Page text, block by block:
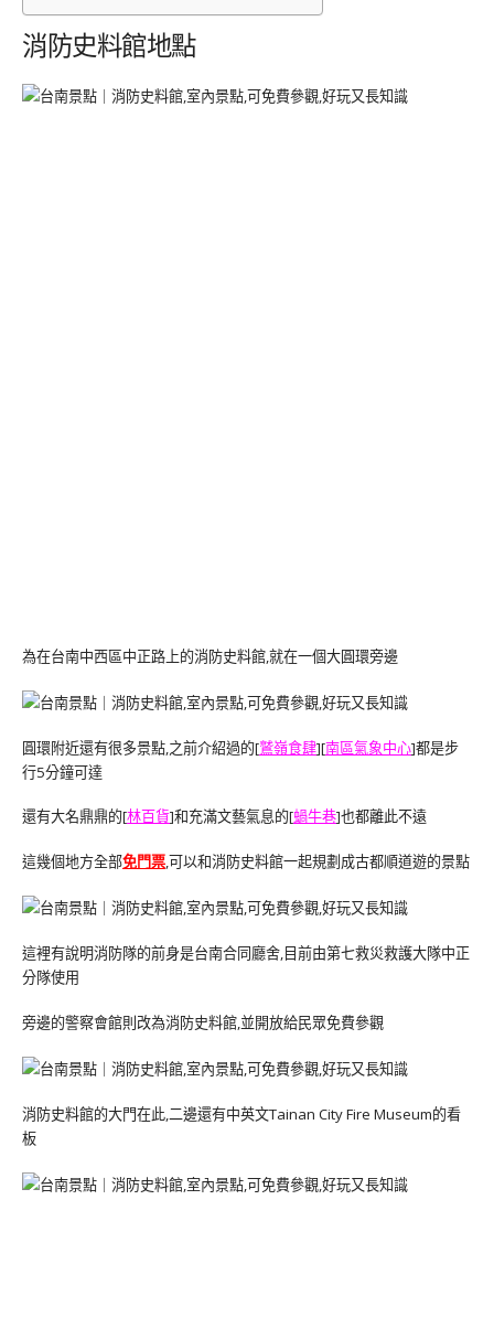
消防史料館地點
為在台南中西區中正路上的消防史料館,就在一個大圓環旁邊
圓環附近還有很多景點,之前介紹過的[鷲嶺食肆][南區氣象中心]都是步
行5分鐘可達
還有大名鼎鼎的[林百貨]和充滿文藝氣息的[蝸牛巷]也都離此不遠
這幾個地方全部免門票,可以和消防史料館一起規劃成古都順道遊的景點
這裡有說明消防隊的前身是台南合同廳舍,目前由第七救災救護大隊中正
分隊使用
旁邊的警察會館則改為消防史料館,並開放給民眾免費參觀
消防史料館的大門在此,二邊還有中英文Tainan City Fire Museum的看
板